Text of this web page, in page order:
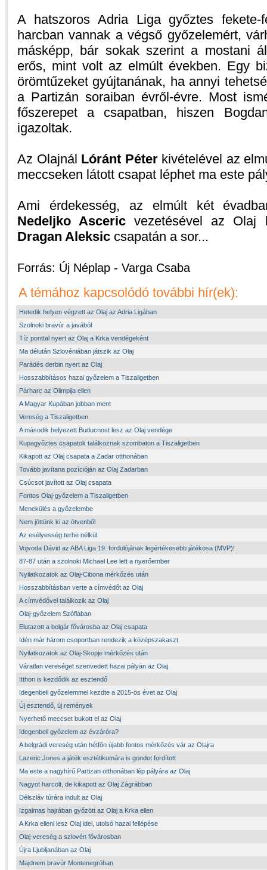
A hatszoros Adria Liga győztes fekete-
harcban vannak a végső győzelemért,
másképp, bár sokak szerint a mostani
erős, mint volt az elmúlt években. Egy
örömtűzeket gyújtanának, ha annyi
a Partizán soraiban évről-évre. Most
főszerepet a csapatban, hiszen
igazoltak.
Az Olajnál Lóránt Péterkivételével az
meccseken látott csapat léphet ma este
Ami érdekesség, az elmúlt két
Nedeljko Asceric vezetésével az Olaj
Dragan Aleksic csapatán a sor...
Forrás: Új Néplap - Varga Csaba
A témához kapcsolódó további hír(ek):
Hetedik helyen végzett az Olaj az Adria Ligában
Szolnoki bravúr a javából
Tíz ponttal nyert az Olaj a Krka vendégeként
Ma délután Szlovéniában játszik az Olaj
Parádés derbin nyert az Olaj
Hosszabbításos hazai győzelem a Tiszaligetben
Párharc az Olimpija ellen
A Magyar Kupában jobban ment
Vereség a Tiszaligetben
A második helyezett Buducnost lesz az Olaj vendége
Kupagyőztes csapatok találkoznak szombaton a Tiszaligetben
Kikapott az Olaj csapata a Zadar otthonában
Tovább javítana pozícióján az Olaj Zadarban
Csúcsot javított az Olaj csapata
Fontos Olaj-győzelem a Tiszaligetben
Menekülés a győzelembe
Nem jöttünk ki az ötvenből
Az esélyesség terhe nélkül
Vojvoda Dávid az ABA Liga 19. fordulójának legértékesebb játékosa (MVP)!
87-87 után a szolnoki Michael Lee lett a nyerőember
Nyilatkozatok az Olaj-Cibona mérkőzés után
Hosszabbításban verte a címvédőt az Olaj
A címvédővel találkozik az Olaj
Olaj-győzelem Szófiában
Elutazott a bolgár fővárosba az Olaj csapata
Idén már három csoportban rendezik a középszakaszt
Nyilatkozatok az Olaj-Skopje mérkőzés után
Váratlan vereséget szenvedett hazai pályán az Olaj
Itthon is kezdődik az esztendő
Idegenbeli győzelemmel kezdte a 2015-ös évet az Olaj
Új esztendő, új remények
Nyerhető meccset bukott el az Olaj
Idegenbeli győzelem az évzáróra?
A belgrádi vereség után hétfőn újabb fontos mérkőzés vár az Olajra
Lazeric Jones a játék esztétikumára is gondot fordított
Ma este a nagyhírű Partizan otthonában lép pályára az Olaj
Nagyot harcolt, de kikapott az Olaj Zágrábban
Délszláv túrára indult az Olaj
Izgalmas hajrában győzött az Olaj a Krka ellen
A Krka elleni lesz Olaj idei, utolsó hazai fellépése
Olaj-vereség a szlovén fővárosban
Újra Ljubljanában az Olaj
Majdnem bravúr Montenegróban